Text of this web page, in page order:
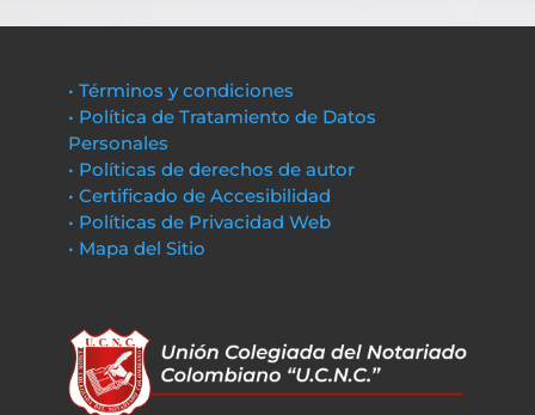
• Términos y condiciones
• Política de Tratamiento de Datos
Personales
• Políticas de derechos de autor
• Certificado de Accesibilidad
• Políticas de Privacidad Web
• Mapa del Sitio